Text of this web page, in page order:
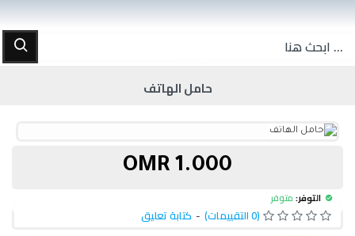
حامل الهاتف
التوفر: متوفر
(0 التقييمات) - كتابة تعليق
1.000 OMR